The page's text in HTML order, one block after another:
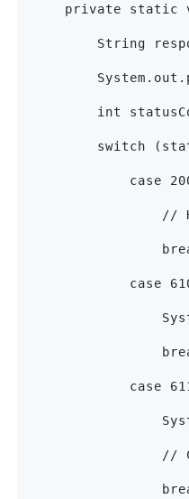
private static
String
int
switch
case
//
case
case
//